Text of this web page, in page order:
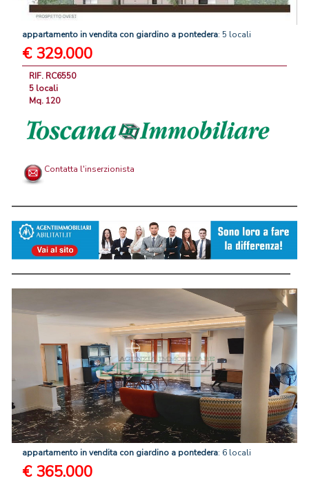
appartamento invendita con giardino a pontedera: 5 locali
€ 329.000
RIF. RC6550
5 locali
Mq. 120
Contatta l'inserzionista
appartamento invendita con giardino a pontedera: 6 locali
€ 365.000